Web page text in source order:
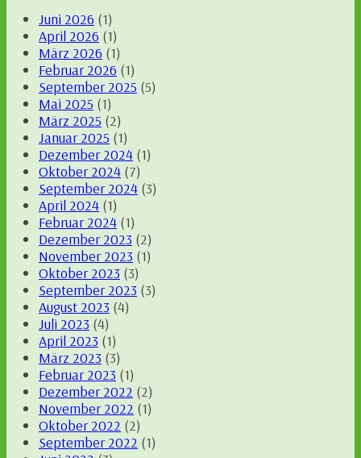
Juni 2026 (1)
April 2026 (1)
März 2026 (1)
Februar 2026 (1)
September 2025 (5)
Mai 2025 (1)
März 2025 (2)
Januar 2025 (1)
Dezember 2024 (1)
Oktober 2024 (7)
September 2024 (3)
April 2024 (1)
Februar 2024 (1)
Dezember 2023 (2)
November 2023 (1)
Oktober 2023 (3)
September 2023 (3)
August 2023 (4)
Juli 2023 (4)
April 2023 (1)
März 2023 (3)
Februar 2023 (1)
Dezember 2022 (2)
November 2022 (1)
Oktober 2022 (2)
September 2022 (1)